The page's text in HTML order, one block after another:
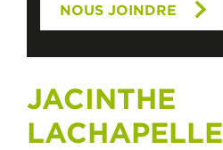
NOUS JOINDRE
JACINTHE
LACHAPELLE